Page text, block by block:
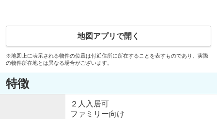
地図アプリで開く
※地図上に表示される物件の位置は付近住所に所在することを表すものであり、実際
の物件所在地とは異なる場合がございます。
特徴
２人入居可
ファミリー向け